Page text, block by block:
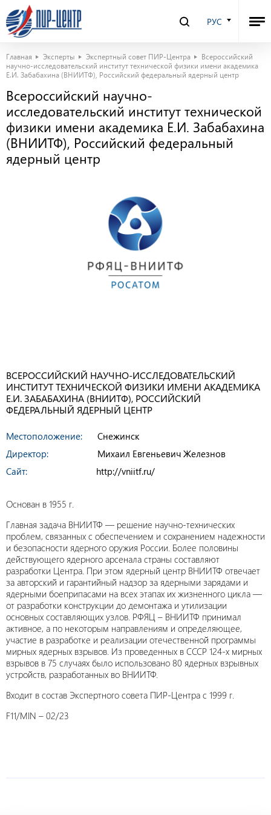
РУС
Главная Эксперты Экспертный совет ПИР-Центра
Всероссийский
научно-исследовательский институт технической физики имени академика
Е.И. Забабахина (ВНИИТФ), Российский федеральный ядерный центр
Всероссийский научно-
исследовательский институт технической
физики имени академика Е.И. Забабахина
(ВНИИТФ), Российский федеральный
ядерный центр
ВСЕРОССИЙСКИЙ НАУЧНО-ИССЛЕДОВАТЕЛЬСКИЙ
ИНСТИТУТ ТЕХНИЧЕСКОЙ ФИЗИКИ ИМЕНИ АКАДЕМИКА
Е.И. ЗАБАБАХИНА (ВНИИТФ), РОССИЙСКИЙ
ФЕДЕРАЛЬНЫЙ ЯДЕРНЫЙ ЦЕНТР
Местоположение:
Снежинск
Директор:
Михаил Евгеньевич Железнов
Сайт:
http://vniitf.ru/
Основан в 1955 г.
Главная задача ВНИИТФ — решение научно-технических
проблем, связанных с обеспечением и сохранением надежности
и безопасности ядерного оружия России. Более половины
действующего ядерного арсенала страны составляют
разработки Центра. При этом ядерный центр ВНИИТФ отвечает
за авторский и гарантийный надзор за ядерными зарядами и
ядерными боеприпасами на всех этапах их жизненного цикла —
от разработки конструкции до демонтажа и утилизации
основных составляющих узлов. РФЯЦ – ВНИИТФ принимал
активное, а по некоторым направлениям и определяющее,
участие в разработке и реализации отечественной программы
мирных ядерных взрывов. Из проведенных в СССР 124-х мирных
взрывов в 75 случаях было использовано 80 ядерных взрывных
устройств, разработанных во ВНИИТФ.
Входит в состав Экспертного совета ПИР-Центра с 1999 г.
F11/MIN – 02/23